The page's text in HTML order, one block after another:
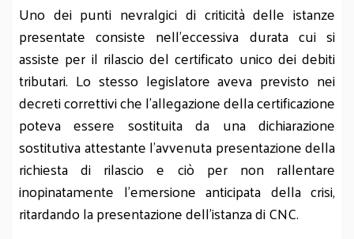
Uno dei punti nevralgici di criticità delle istanze
presentate consiste nell’eccessiva durata cui si
assiste per il rilascio del certificato unico dei debiti
tributari. Lo stesso legislatore aveva previsto nei
decreti correttivi che l’allegazione della certificazione
poteva essere sostituita da una dichiarazione
sostitutiva attestante l’avvenuta presentazione della
richiesta di rilascio e ciò per non rallentare
inopinatamente l’emersione anticipata della crisi,
ritardando la presentazione dell’istanza di CNC.